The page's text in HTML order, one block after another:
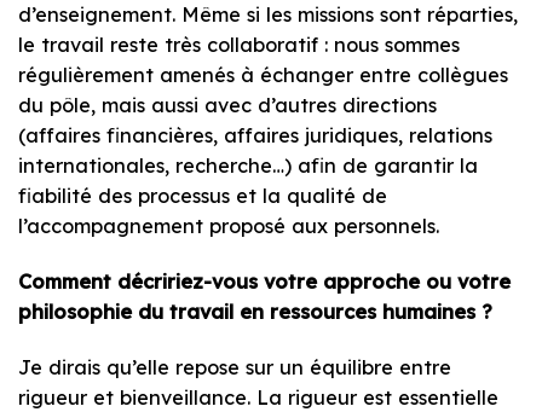
d’enseignement. Même si les missions sont réparties,
le travail reste très collaboratif : nous sommes
régulièrement amenés à échanger entre collègues
du pôle, mais aussi avec d’autres directions
(affaires financières, affaires juridiques, relations
internationales, recherche…) afin de garantir la
fiabilité des processus et la qualité de
l’accompagnement proposé aux personnels.
Comment décririez-vous votre approche ou votre
philosophie du travail en ressources humaines ?
Je dirais qu’elle repose sur un équilibre entre
rigueur et bienveillance. La rigueur est essentielle